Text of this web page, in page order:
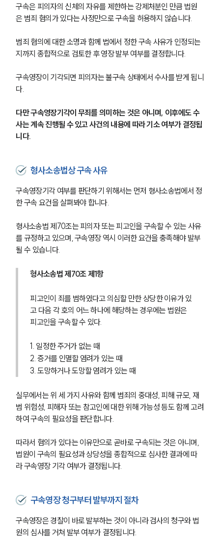
구속은 피의자의 신체의 자유를 제한하는 강제처분인 만큼 법원
은 범죄 혐의가 있다는 사정만으로 구속을 허용하지 않습니다.
범죄 혐의에 대한 소명과 함께 법에서 정한 구속 사유가 인정되는
지까지 종합적으로 검토한 후 영장 발부 여부를 결정합니다.
구속영장이 기각되면 피의자는 불구속 상태에서 수사를 받게 됩니
다.
다만 구속영장기각이 무죄를 의미하는 것은 아니며, 이후에도 수
사는 계속 진행될 수 있고 사건의 내용에 따라 기소 여부가 결정됩
니다.
형사소송법상 구속 사유
구속영장기각 여부를 판단하기 위해서는 먼저 형사소송법에서 정
한 구속 요건을 살펴봐야 합니다.
형사소송법 제70조는 피의자 또는 피고인을 구속할 수 있는 사유
를 규정하고 있으며, 구속영장 역시 이러한 요건을 충족해야 발부
될 수 있습니다.
형사소송법 제70조 제1항
피고인이 죄를 범하였다고 의심할 만한 상당한 이유가 있
고 다음 각 호의 어느 하나에 해당하는 경우에는 법원은
피고인을 구속할 수 있다.
1. 일정한 주거가 없는 때
2. 증거를 인멸할 염려가 있는 때
3. 도망하거나 도망할 염려가 있는 때
실무에서는 위 세 가지 사유와 함께 범죄의 중대성, 피해 규모, 재
범 위험성, 피해자 또는 참고인에 대한 위해 가능성 등도 함께 고려
하여 구속의 필요성을 판단합니다.
따라서 혐의가 있다는 이유만으로 곧바로 구속되는 것은 아니며,
법원이 구속의 필요성과 상당성을 종합적으로 심사한 결과에 따
라 구속영장 기각 여부가 결정됩니다.
구속영장 청구부터 발부까지 절차
구속영장은 경찰이 바로 발부하는 것이 아니라 검사의 청구와 법
원의 심사를 거쳐 발부 여부가 결정됩니다.